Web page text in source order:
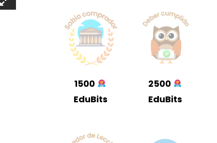
1500
EduBits
2500
EduBits